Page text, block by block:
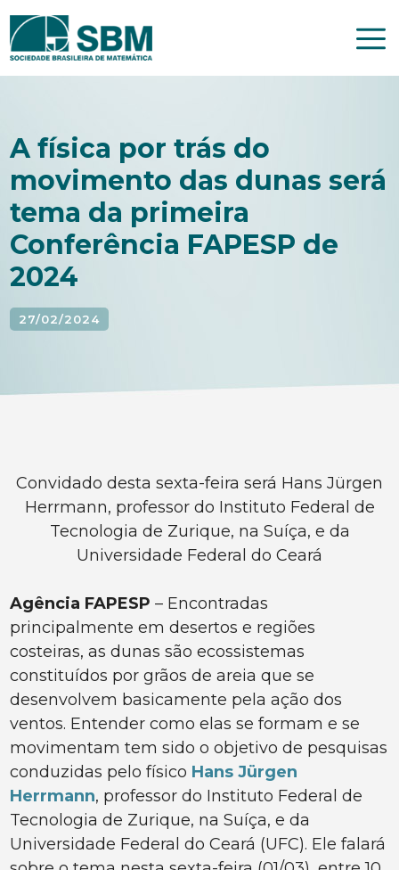
Pular
para
A física por trás do
movimento das dunas será
tema da primeira
Conferência FAPESP de
2024
27/02/2024
Convidado desta sexta-feira será Hans Jürgen
Herrmann, professor do Instituto Federal de
Tecnologia de Zurique, na Suíça, e da
Universidade Federal do Ceará
Agência FAPESP – Encontradas
principalmente em desertos e regiões
costeiras, as dunas são ecossistemas
constituídos por grãos de areia que se
desenvolvem basicamente pela ação dos
ventos. Entender como elas se formam e se
movimentam tem sido o objetivo de pesquisas
conduzidas pelo físico Hans Jürgen
Herrmann, professor do Instituto Federal de
Tecnologia de Zurique, na Suíça, e da
Universidade Federal do Ceará (UFC). Ele falará